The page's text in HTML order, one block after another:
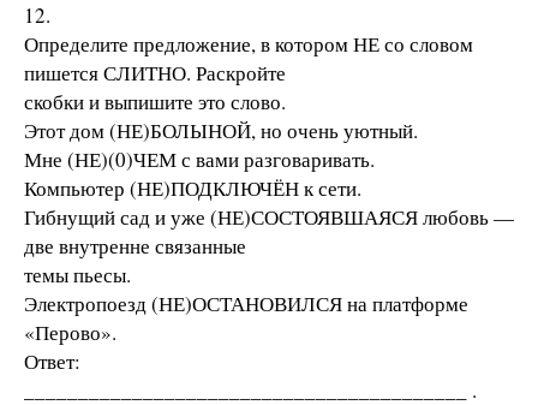
12.
Определите предложение, в котором НЕ со словом
пишется СЛИТНО. Раскройте
скобки и выпишите это слово.
Этот дом (НЕ)БОЛЫНОЙ, но очень уютный.
Мне (НЕ)(0)ЧЕМ с вами разговаривать.
Компьютер (НЕ)ПОДКЛЮЧЁН к сети.
Гибнущий сад и уже (НЕ)СОСТОЯВШАЯСЯ любовь —
две внутренне связанные
темы пьесы.
Электропоезд (НЕ)ОСТАНОВИЛСЯ на платформе
«Перово».
Ответ:
_________________________________________ .